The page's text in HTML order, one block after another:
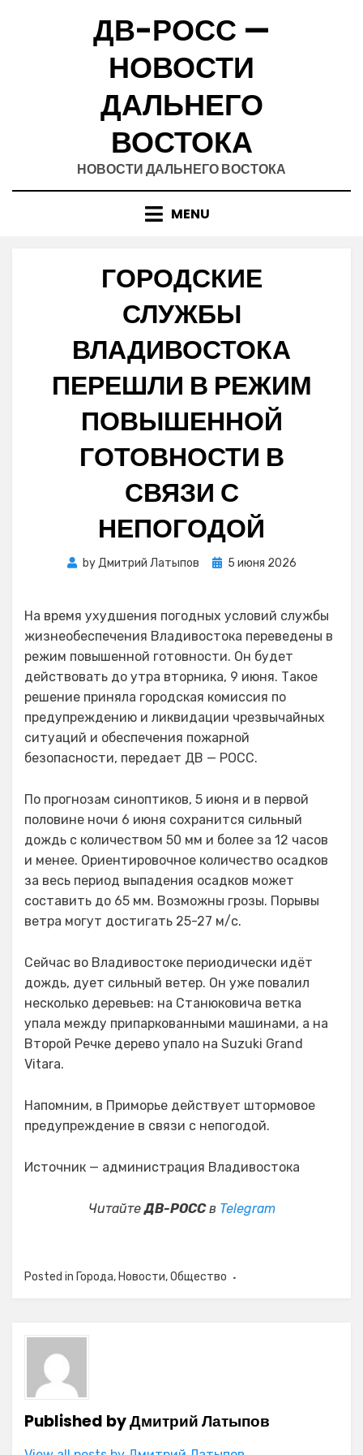
ДВ-РОСС —
НОВОСТИ
ДАЛЬНЕГО
ВОСТОКА
НОВОСТИ ДАЛЬНЕГО ВОСТОКА
MENU
ГОРОДСКИЕ
СЛУЖБЫ
ВЛАДИВОСТОКА
ПЕРЕШЛИ В РЕЖИМ
ПОВЫШЕННОЙ
ГОТОВНОСТИ В
СВЯЗИ С
НЕПОГОДОЙ
byДмитрий Латыпов
Posted
5 июня 2026
На время ухудшения погодных условий службы
жизнеобеспечения Владивостока переведены в
режим повышенной готовности. Он будет
действовать до утра вторника, 9 июня. Такое
решение приняла городская комиссия по
предупреждению и ликвидации чрезвычайных
ситуаций и обеспечения пожарной
безопасности, передает ДВ — РОСС.
По прогнозам синоптиков, 5 июня и в первой
половине ночи 6 июня сохранится сильный
дождь с количеством 50 мм и более за 12 часов
и менее. Ориентировочное количество осадков
за весь период выпадения осадков может
составить до 65 мм. Возможны грозы. Порывы
ветра могут достигать 25-27 м/с.
Сейчас во Владивостоке периодически идёт
дождь, дует сильный ветер. Он уже повалил
несколько деревьев: на Станюковича ветка
упала между припаркованными машинами, а на
Второй Речке дерево упало на Suzuki Grand
Vitara.
Напомним, в Приморье действует штормовое
предупреждение в связи с непогодой.
Источник — администрация Владивостока
ЧитайтеДВ-РОССв Telegram
Posted in Города, Новости,Общество
Published byДмитрий Латыпов